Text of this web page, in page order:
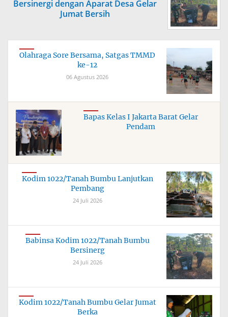
Bersinergi dengan Aparat Desa Gelar
Jumat Bersih
Olahraga Sore Bersama, Satgas TMMD
ke-12
06 Agustus 2026
Bapas Kelas I Jakarta Barat Gelar
Pendam
Kodim 1022/Tanah Bumbu Lanjutkan
Pembang
24 Juli 2026
Babinsa Kodim 1022/Tanah Bumbu
Bersinerg
24 Juli 2026
Kodim 1022/Tanah Bumbu Gelar Jumat
Berka